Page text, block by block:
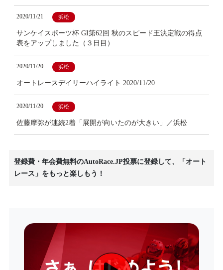
2020/11/21 浜松
サンケイスポーツ杯 GI第62回 秋のスピード王決定戦の得点
表をアップしました（３日目）
2020/11/20 浜松
オートレースデイリーハイライト 2020/11/20
2020/11/20 浜松
佐藤摩弥が連続2着「展開が向いたのが大きい」／浜松
登録費・年会費無料のAutoRace.JP投票に登録して、「オート
レース」をもっと楽しもう！